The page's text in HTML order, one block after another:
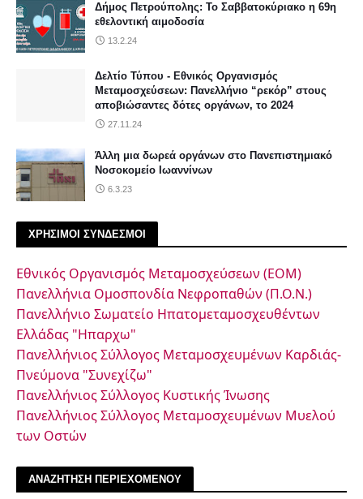
Δήμος Πετρούπολης: Το Σαββατοκύριακο η 69η
εθελοντική αιμοδοσία
13.2.24
Δελτίο Τύπου - Εθνικός Οργανισμός
Μεταμοσχεύσεων: Πανελλήνιο “ρεκόρ” στους
αποβιώσαντες δότες οργάνων, το 2024
27.11.24
Άλλη μια δωρεά οργάνων στο Πανεπιστημιακό
Νοσοκομείο Ιωαννίνων
6.3.23
ΧΡΗΣΙΜΟΙ ΣΥΝΔΕΣΜΟΙ
Εθνικός Οργανισμός Μεταμοσχεύσεων (ΕΟΜ)
Πανελλήνια Ομοσπονδία Νεφροπαθών (Π.Ο.Ν.)
Πανελλήνιο Σωματείο Ηπατομεταμοσχευθέντων
Ελλάδας "Ηπαρχω"
Πανελλήνιος Σύλλογος Μεταμοσχευμένων Καρδιάς-
Πνεύμονα "Συνεχίζω"
Πανελλήνιος Σύλλογος Κυστικής Ίνωσης
Πανελλήνιος Σύλλογος Μεταμοσχευμένων Μυελού
των Οστών
ΑΝΑΖΗΤΗΣΗ ΠΕΡΙΕΧΟΜΕΝΟΥ